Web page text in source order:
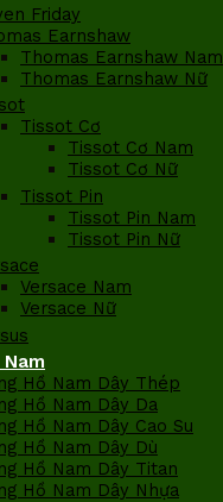
Friday
Earnshaw
Thomas Earnshaw Nam
Thomas Earnshaw Nữ
Tissot Cơ
Tissot Cơ Nam
Tissot Cơ Nữ
Tissot Pin
Tissot Pin Nam
Tissot Pin Nữ
Versace Nam
Versace Nữ
Hồ Nam Dây Thép
Hồ Nam Dây Da
Hồ Nam Dây Cao Su
Hồ Nam Dây Dù
Hồ Nam Dây Titan
Hồ Nam Dây Nhựa